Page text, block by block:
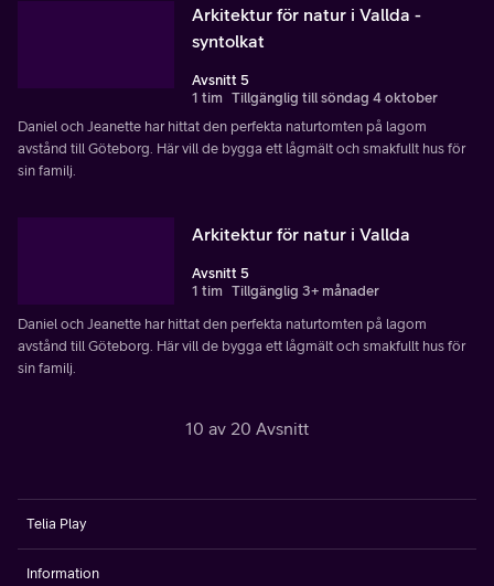
Arkitektur för natur i Vallda -
syntolkat
Avsnitt 5
1 tim Tillgänglig till söndag 4 oktober
Daniel och Jeanette har hittat den perfekta naturtomten på lagom
avstånd till Göteborg. Här vill de bygga ett lågmält och smakfullt hus för
sin familj.
Arkitektur för natur i Vallda
Avsnitt 5
1 tim Tillgänglig 3+ månader
Daniel och Jeanette har hittat den perfekta naturtomten på lagom
avstånd till Göteborg. Här vill de bygga ett lågmält och smakfullt hus för
sin familj.
10 av 20 Avsnitt
Telia Play
Information